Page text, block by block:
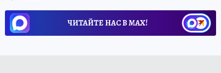
ЧИТАЙТЕ НАС В МАХ!